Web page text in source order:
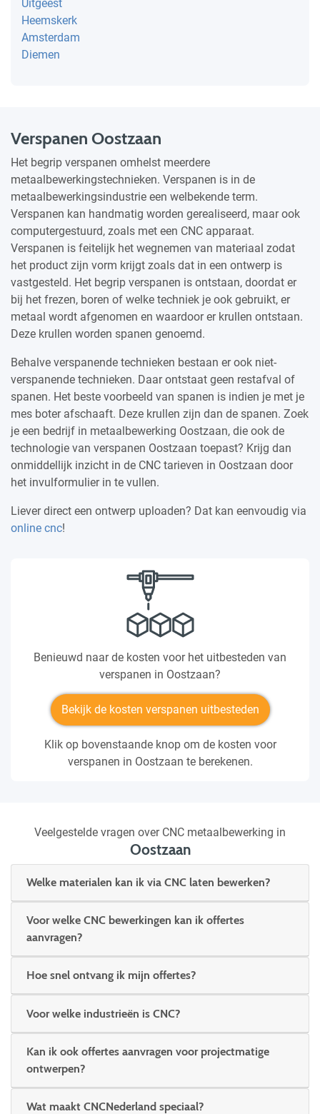
Uitgeest
Heemskerk
Amsterdam
Diemen
Verspanen Oostzaan
Het begrip verspanen omhelst meerdere
metaalbewerkingstechnieken. Verspanen is in de
metaalbewerkingsindustrie een welbekende term.
Verspanen kan handmatig worden gerealiseerd, maar ook
computergestuurd, zoals met een CNC apparaat.
Verspanen is feitelijk het wegnemen van materiaal zodat
het product zijn vorm krijgt zoals dat in een ontwerp is
vastgesteld. Het begrip verspanen is ontstaan, doordat er
bij het frezen, boren of welke techniek je ook gebruikt, er
metaal wordt afgenomen en waardoor er krullen ontstaan.
Deze krullen worden spanen genoemd.
Behalve verspanende technieken bestaan er ook niet-
verspanende technieken. Daar ontstaat geen restafval of
spanen. Het beste voorbeeld van spanen is indien je met je
mes boter afschaaft. Deze krullen zijn dan de spanen. Zoek
je een bedrijf in metaalbewerking Oostzaan, die ook de
technologie van verspanen Oostzaan toepast? Krijg dan
onmiddellijk inzicht in de CNC tarieven in Oostzaan door
het invulformulier in te vullen.
Liever direct een ontwerp uploaden? Dat kan eenvoudig via
online cnc!
Benieuwd naar de kosten voor het uitbesteden van
verspanen in Oostzaan?
Bekijk de kosten verspanen uitbesteden
Klik op bovenstaande knop om de kosten voor
verspanen in Oostzaan te berekenen.
Veelgestelde vragen over CNC metaalbewerking in
Oostzaan
Welke materialen kan ik via CNC laten bewerken?
Voor welke CNC bewerkingen kan ik offertes
aanvragen?
Hoe snel ontvang ik mijn offertes?
Voor welke industrieën is CNC?
Kan ik ook offertes aanvragen voor projectmatige
ontwerpen?
Wat maakt CNCNederland speciaal?